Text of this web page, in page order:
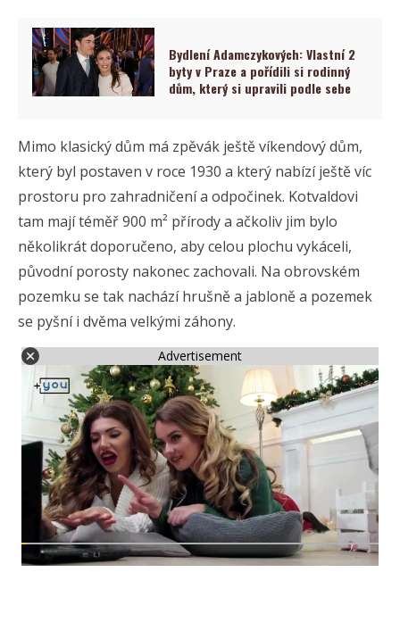
Bydlení Adamczykových: Vlastní 2
byty v Praze a pořídili si rodinný
dům, který si upravili podle sebe
Mimo klasický dům má zpěvák ještě víkendový dům,
který byl postaven v roce 1930 a který nabízí ještě víc
prostoru pro zahradničení a odpočinek. Kotvaldovi
tam mají téměř 900 m² přírody a ačkoliv jim bylo
několikrát doporučeno, aby celou plochu vykáceli,
původní porosty nakonec zachovali. Na obrovském
pozemku se tak nachází hrušně a jabloně a pozemek
se pyšní i dvěma velkými záhony.
Advertisement